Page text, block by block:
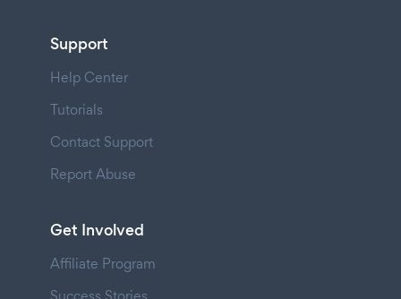
Support
Help Center
Tutorials
Contact Support
Report Abuse
Get Involved
Affiliate Program